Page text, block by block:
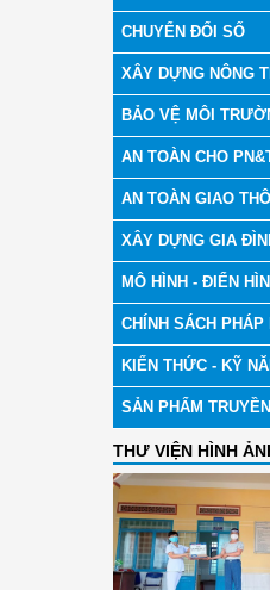
CHUYỂN ĐỔI SỐ
XÂY DỰNG NÔNG
BẢO VỆ MÔI
AN TOÀN CHO
AN TOÀN GIAO
XÂY DỰNG GIA
MÔ HÌNH - ĐIỂN
CHÍNH SÁCH PHÁP
KIẾN THỨC - KỸ
SẢN PHẨM
THƯ VIỆN HÌNH